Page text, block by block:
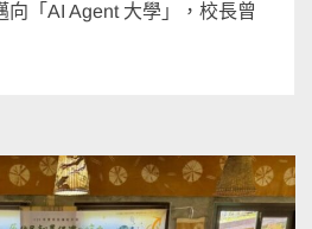
「AI Agent 大學」，校長曾